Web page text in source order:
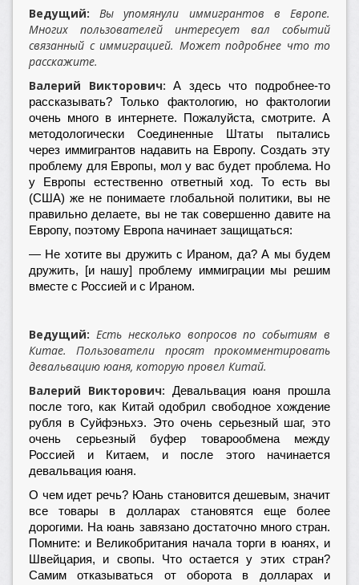
Ведущий:
Вы упомянули иммигрантов в Европе.
Многих пользователей интересует вал событий
связанный с иммиграцией. Может подробнее что то
расскажите.
Валерий Викторович:А здесь что подробнее-то
рассказывать? Только фактологию, но фактологии
очень много в интернете. Пожалуйста, смотрите. А
методологически Соединенные Штаты пытались
через иммигрантов надавить на Европу. Создать эту
проблему для Европы, мол у вас будет проблема. Но
у Европы естественно ответный ход. То есть вы
(США) же не понимаете глобальной политики, вы не
правильно делаете, вы не так совершенно давите на
Европу, поэтому Европа начинает защищаться:
— Не хотите вы дружить с Ираном, да? А мы будем
дружить, [и нашу] проблему иммиграции мы решим
вместе с Россией и с Ираном.
Ведущий: Есть несколько вопросов по событиям в
Китае. Пользователи просят прокомментировать
девальвацию юаня, которую провел Китай.
Валерий Викторович:
Девальвация юаня прошла
после того, как Китай одобрил свободное хождение
рубля в Суйфэньхэ. Это очень серьезный шаг, это
очень серьезный буфер товарообмена между
Россией и Китаем, и после этого начинается
девальвация юаня.
О чем идет речь? Юань становится дешевым, значит
все товары в долларах становятся еще более
дорогими. На юань завязано достаточно много стран.
Помните: и Великобритания начала торги в юанях, и
Швейцария, и свопы. Что остается у этих стран?
Самим отказываться от оборота в долларах и